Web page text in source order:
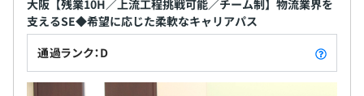
大阪【残業10H／上流工程挑戦可能／チーム制】物流業界を
支えるSE◆希望に応じた柔軟なキャリアパス
通過ランク：D